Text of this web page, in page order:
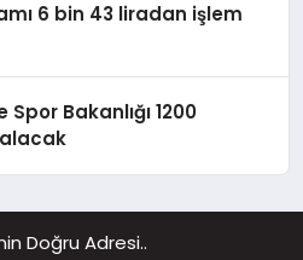
6 bin 43 liradan işlem
Spor Bakanlığı 1200
Doğru Adresi..